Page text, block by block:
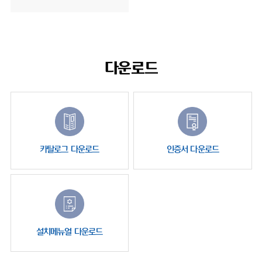
다운로드
카탈로그 다운로드 인증서 다운로드
설치메뉴얼 다운로드